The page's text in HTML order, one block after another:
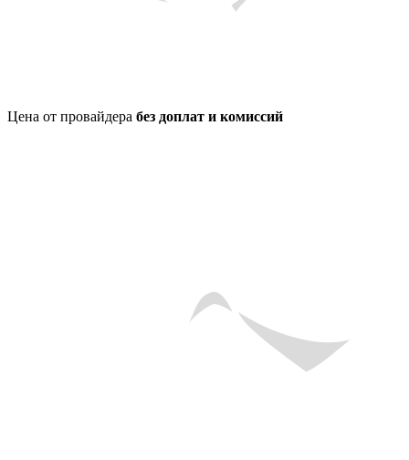
Цена от провайдера без доплат и комиссий